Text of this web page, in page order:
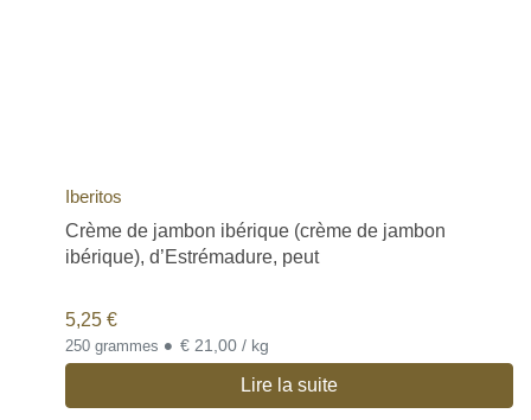
Iberitos
Crème de jambon ibérique (crème de jambon
ibérique), d’Estrémadure, peut
5,25 €
250 grammes • € 21,00 / kg
Lire la suite